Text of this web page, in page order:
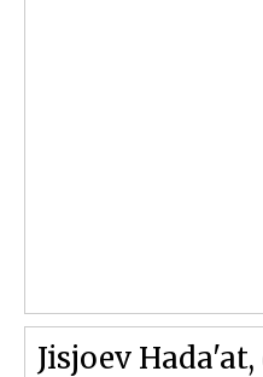
Jisjoev